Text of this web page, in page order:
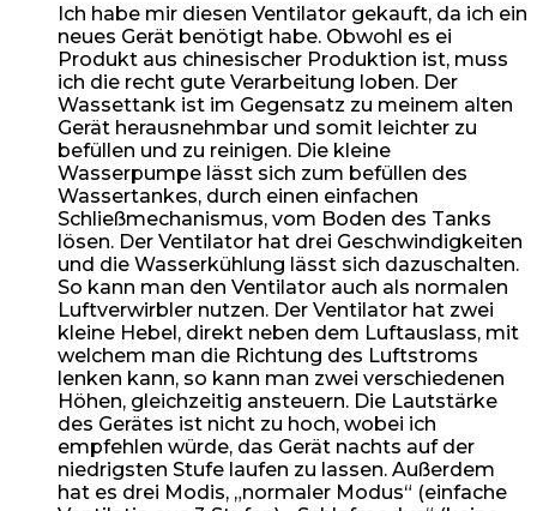
Ich habe mir diesen Ventilator gekauft, da ich ein
neues Gerät benötigt habe. Obwohl es ei
Produkt aus chinesischer Produktion ist, muss
ich die recht gute Verarbeitung loben. Der
Wassettank ist im Gegensatz zu meinem alten
Gerät herausnehmbar und somit leichter zu
befüllen und zu reinigen. Die kleine
Wasserpumpe lässt sich zum befüllen des
Wassertankes, durch einen einfachen
Schließmechanismus, vom Boden des Tanks
lösen. Der Ventilator hat drei Geschwindigkeiten
und die Wasserkühlung lässt sich dazuschalten.
So kann man den Ventilator auch als normalen
Luftverwirbler nutzen. Der Ventilator hat zwei
kleine Hebel, direkt neben dem Luftauslass, mit
welchem man die Richtung des Luftstroms
lenken kann, so kann man zwei verschiedenen
Höhen, gleichzeitig ansteuern. Die Lautstärke
des Gerätes ist nicht zu hoch, wobei ich
empfehlen würde, das Gerät nachts auf der
niedrigsten Stufe laufen zu lassen. Außerdem
hat es drei Modis, „normaler Modus“ (einfache